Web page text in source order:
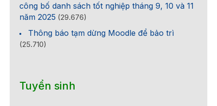
công bố danh sách tốt nghiệp tháng 9, 10 và 11
năm 2025 (29.676)
Thông báo tạm dừng Moodle để bảo trì
(25.710)
Tuyển sinh